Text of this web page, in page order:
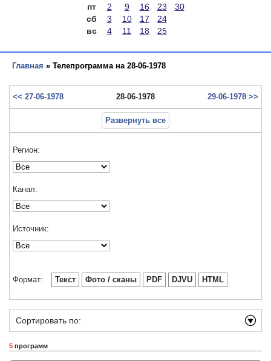
пт
2 9 16 23
30
сб
3 10 17
24
вс
4 11 18 25
Главная » Телепрограмма на 28-06-1978
<< 27-06-1978 28-06-1978 29-06-1978 >>
Развернуть все
Регион:
Канал:
Источник:
Формат: Текст Фото / сканы PDF DJVU HTML
Сортировать по:
5 программ